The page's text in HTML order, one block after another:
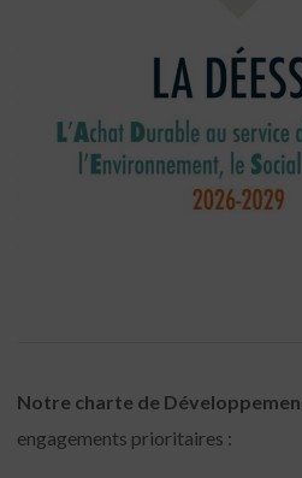
Notre charte de
engagements prioritaires :